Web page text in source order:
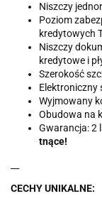
Niszczy
Poziom
kredytowych
Niszczy
kredytowe i
Szerokość
Elektroniczny
Wyjmowany
Obudowa na
Gwarancja: 2
tnące!
CECHY UNIKALNE: